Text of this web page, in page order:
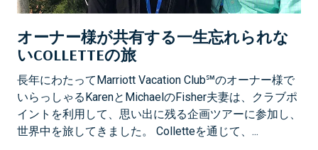
オーナー様が共有する一生忘れられな
いCOLLETTEの旅
長年にわたってMarriott Vacation Club℠のオーナー様で
いらっしゃるKarenとMichaelのFisher夫妻は、クラブポ
イントを利用して、思い出に残る企画ツアーに参加し、
世界中を旅してきました。 Colletteを通じて、...